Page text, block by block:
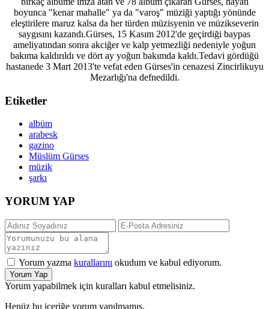
boyunca "kenar mahalle" ya da "varoş" müziği yaptığı yönünde
eleştirilere maruz kalsa da her türden müzisyenin ve müzikseverin
saygısını kazandı.Gürses, 15 Kasım 2012'de geçirdiği baypas
ameliyatından sonra akciğer ve kalp yetmezliği nedeniyle yoğun
bakıma kaldırıldı ve dört ay yoğun bakımda kaldı.Tedavi gördüğü
hastanede 3 Mart 2013'te vefat eden Gürses'in cenazesi Zincirlikuyu
Mezarlığı'na defnedildi.
Etiketler
albüm
arabesk
gazino
Müslüm Gürses
müzik
şarkı
YORUM YAP
Yorum yazma kurallarını okudum ve kabul ediyorum.
Yorum Yap
Yorum yapabilmek için kuralları kabul etmelisiniz.
Henüz bu içeriğe yorum yapılmamış.